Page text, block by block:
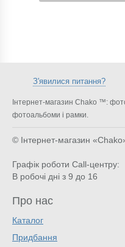
З'явилися питання?
Інтернет-магазин Chako ™:
фотоальбоми і рамки.
© Інтернет-магазин
Графік роботи Call-центру:
В робочі дні з 9 до 16
Про нас
Каталог
Придбання